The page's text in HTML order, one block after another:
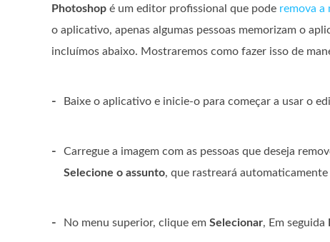
Photoshop é um editor profissional que pode remova a
o aplicativo, apenas algumas pessoas memorizam o
incluímos abaixo. Mostraremos como fazer isso de
- Baixe o aplicativo e inicie-o para começar a usar o
- Carregue a imagem com as pessoas que deseja
Selecione o assunto, que rastreará automaticamente
- No menu superior, clique em Selecionar, Em seguida